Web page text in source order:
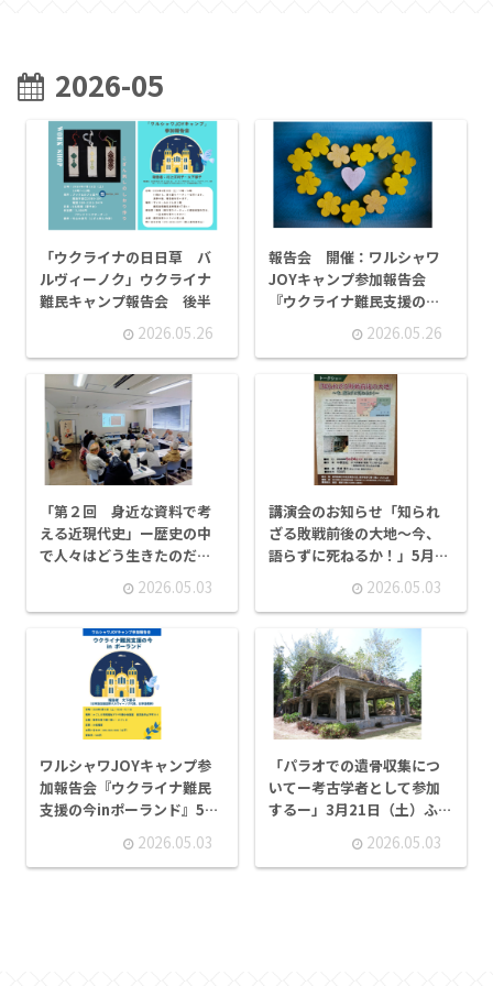
2026-05
「ウクライナの日日草 バ
ルヴィーノク」ウクライナ
難民キャンプ報告会 後半
2026.05.26
報告会 開催：ワルシャワ
JOYキャンプ参加報告会
『ウクライナ難民支援の今
inポーランド』前半2026.05.26
「第２回 身近な資料で考
える近現代史」ー歴史の中
で人々はどう生きたのだろ
うかー４月18日（土）
2026.05.03
講演会のお知らせ「知られ
ざる敗戦前後の大地～今、
語らずに死ねるか！」5月24
日（日）10時20分～正午
2026.05.03
ワルシャワJOYキャンプ参
加報告会『ウクライナ難民
支援の今inポーランド』5月
16日（土）開催します。
2026.05.03
「パラオでの遺骨収集につ
いてー考古学者として参加
するー」3月21日（土）ふる
さと考古歴史館講演会参加
2026.05.03